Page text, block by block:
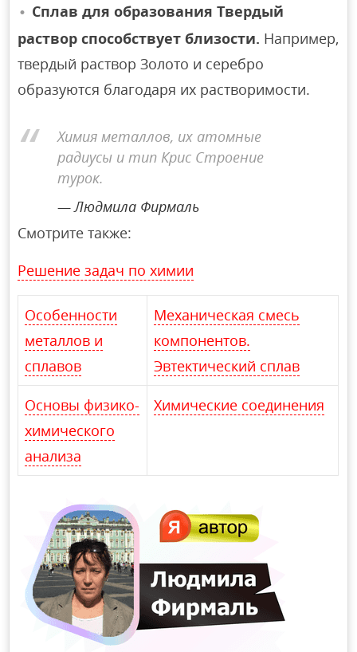
Сплав для образования Твердый
раствор способствует близости. Например,
твердый раствор Золото и серебро
образуются благодаря их растворимости.
Химия металлов, их атомные
радиусы и тип Крис Строение
турок.
Людмила Фирмаль
Смотрите также:
Решение задач по химии
Особенности
металлов и
сплавов
Механическая смесь
компонентов.
Эвтектический сплав
Основы физико-
химического
анализа
Химические соединения